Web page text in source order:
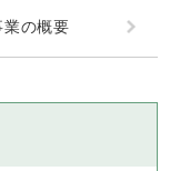
の概要